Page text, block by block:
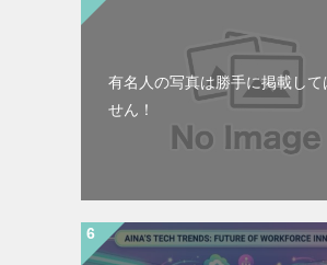
有名人の写真は勝手に掲載して
せん！